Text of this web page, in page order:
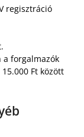
regisztráció
a forgalmazók
Ft között